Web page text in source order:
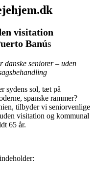
visitation
Banús
danske seniorer – uden
sydens sol, tæt på
spanske rammer?
tilbyder vi seniorvenlige
visitation og kommunal
65 år.